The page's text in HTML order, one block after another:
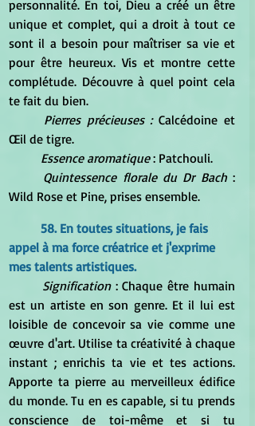
personnalité. En toi, Dieu a créé un être
unique et complet, qui a droit à tout ce
sont il a besoin pour maîtriser sa vie et
pour être heureux. Vis et montre cette
complétude. Découvre à quel point cela
te fait du bien.
Pierres précieuses : Calcédoine et
Œil de tigre.
Essence aromatique : Patchouli.
Quintessence florale du Dr Bach :
Wild Rose et Pine, prises ensemble.
58. En toutes situations, je fais
appel à ma force créatrice et j'exprime
mes talents artistiques.
Signification : Chaque être humain
est un artiste en son genre. Et il lui est
loisible de concevoir sa vie comme une
œuvre d'art. Utilise ta créativité à chaque
instant ; enrichis ta vie et tes actions.
Apporte ta pierre au merveilleux édifice
du monde. Tu en es capable, si tu prends
conscience de toi-même et si tu